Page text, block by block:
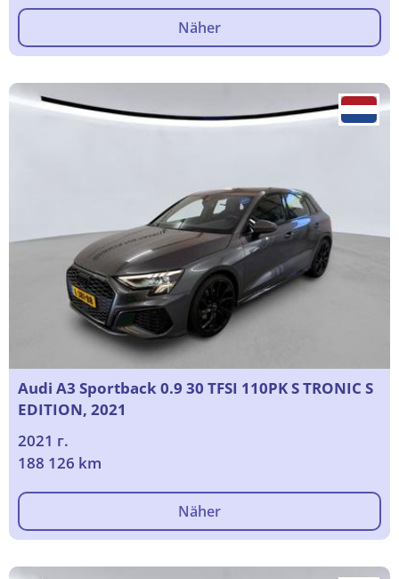
Näher
Audi A3 Sportback 0.9 30 TFSI 110PK S TRONIC S
EDITION, 2021
2021 г.
188 126 km
Näher